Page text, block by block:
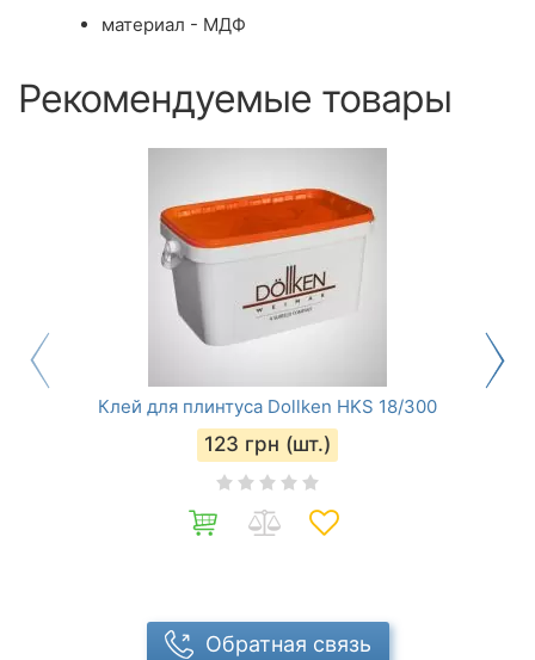
материал - МДФ
Рекомендуемые товары
Клей для плинтуса Dollken HKS 18/300
123 грн (шт.)
Обратная связь